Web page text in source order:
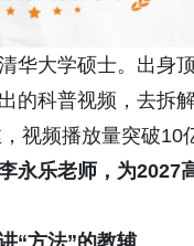
大学硕士。出身
的科普视频，去拆
视频播放量突破
永乐老师，为2027
“方法”的教辅